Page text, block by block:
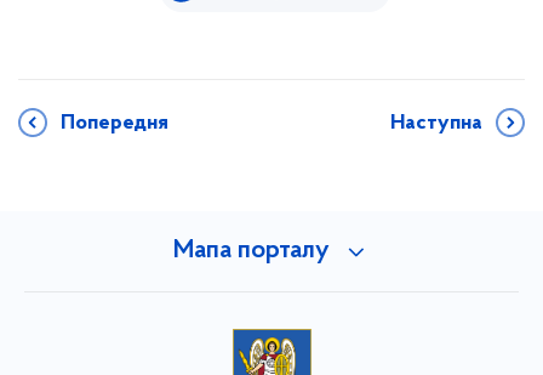
Попередня Наступна
Мапа порталу